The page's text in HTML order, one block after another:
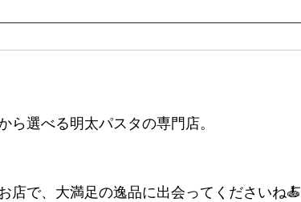
ら選べる明太パスタの専門店。
店で、大満足の逸品に出会ってくださいね🍝